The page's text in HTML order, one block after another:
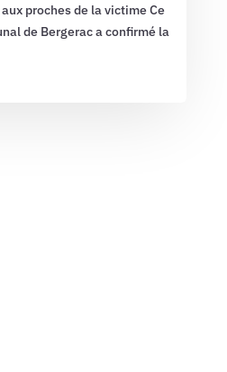
proches de la victime Ce
de Bergerac a confirmé la